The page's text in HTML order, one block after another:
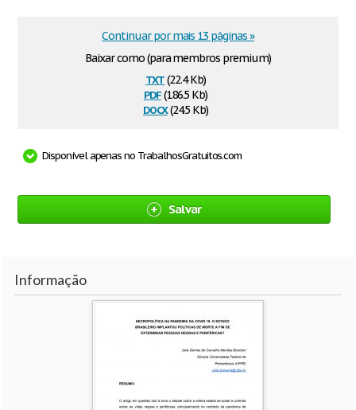
Baixar como (para membros premium)
txt(22.4 Kb)
pdf(186.5 Kb)
docx(24.5 Kb)
Continuar por mais 13 páginas »
Disponível apenas no TrabalhosGratuitos.com
Salvar
Informação